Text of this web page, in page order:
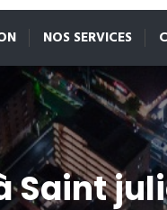
NOS SERVICES
Saint